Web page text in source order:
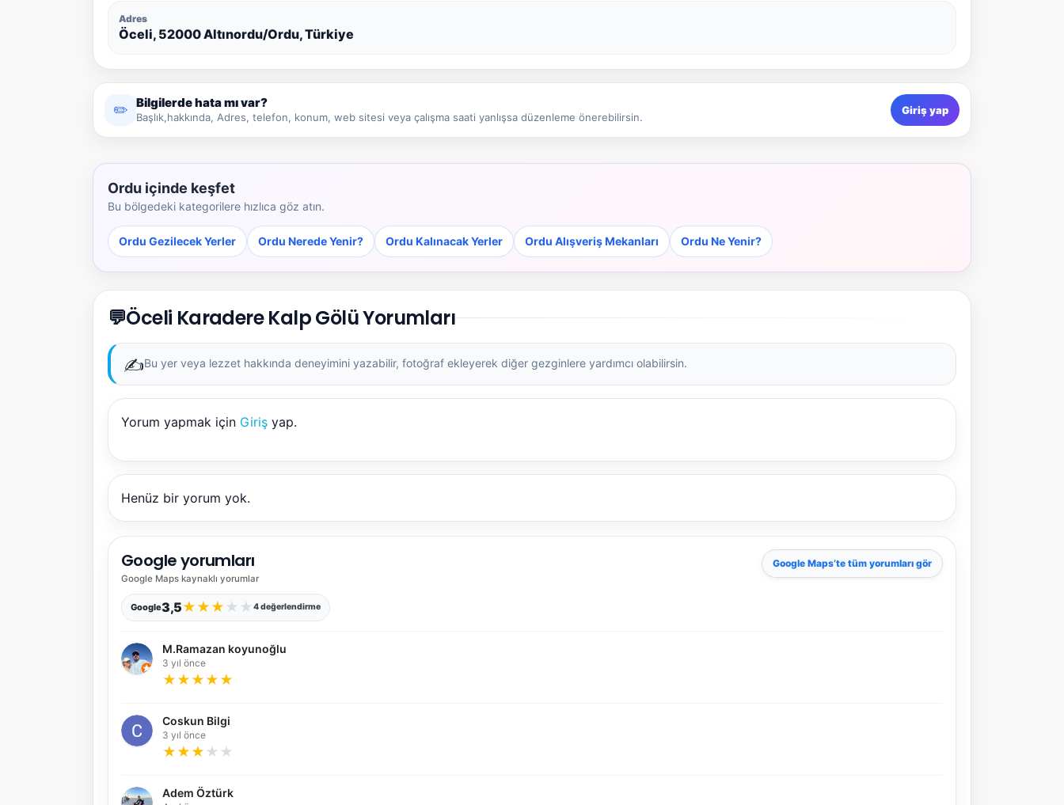
Adres
Öceli, 52000 Altınordu/Ordu, Türkiye
✏️ Bilgilerde hata mı var?
Başlık,hakkında, Adres, telefon, konum, web sitesi veya çalışma saati yanlışsa düzenleme önerebilirsin.
Giriş yap
Ordu içinde keşfet
Bu bölgedeki kategorilere hızlıca göz atın.
Ordu Gezilecek Yerler Ordu Nerede Yenir? Ordu Kalınacak Yerler Ordu Alışveriş Mekanları Ordu Ne Yenir?
💬Öceli Karadere Kalp Gölü Yorumları
✍️Bu yer veya lezzet hakkında deneyimini yazabilir, fotoğraf ekleyerek diğer gezginlere yardımcı olabilirsin.
Yorum yapmak için Giriş yap.
Henüz bir yorum yok.
Google yorumları
Google Maps kaynaklı yorumlar
Google Maps’te tüm yorumları gör
Google3,5★ ★ ★ ★ ★ 4 değerlendirme
M.Ramazan koyunoğlu
3 yıl önce
★ ★ ★ ★ ★
Coskun Bilgi
3 yıl önce
★ ★ ★ ★ ★
Adem Öztürk